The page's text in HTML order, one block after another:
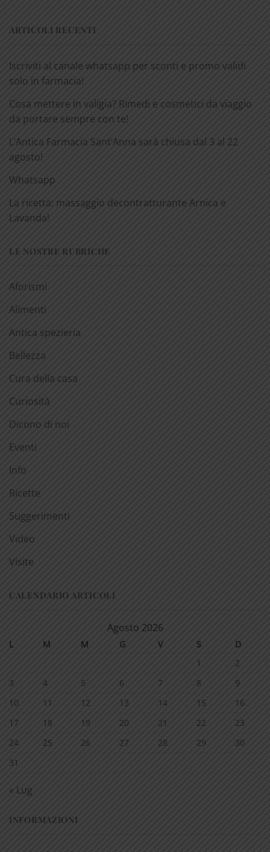
ARTICOLI RECENTI
Iscriviti al canale whatsapp per sconti e promo validi
solo in farmacia!
Cosa mettere in valigia? Rimedi e cosmetici da viaggio
da portare sempre con te!
L’Antica Farmacia Sant’Anna sarà chiusa dal 3 al 22
agosto!
Whatsapp
La ricetta: massaggio decontratturante Arnica e
Lavanda!
LE NOSTRE RUBRICHE
Aforismi
Alimenti
Antica spezieria
Bellezza
Cura della casa
Curiosità
Dicono di noi
Eventi
Info
Ricette
Suggerimenti
Video
Visite
CALENDARIO ARTICOLI
Agosto 2026
L M M G V S
D
1
2
3
4 5 6 7 8
9
10
11 12 13 14 15
16
17
18 19 20 21 22
23
24
25 26 27 28 29
30
31
« Lug
INFORMAZIONI